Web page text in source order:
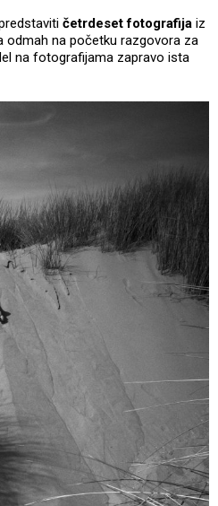
četrdeset fotografija iz
odmah na početku razgovora za
na fotografijama zapravo ista